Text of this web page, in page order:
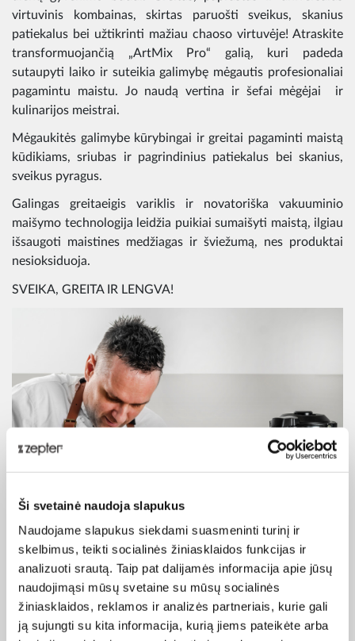
Ši svetainė naudoja slapukus
Naudojame slapukus siekdami suasmeninti turinį ir
skelbimus, teikti socialinės žiniasklaidos funkcijas ir
analizuoti srautą. Taip pat dalijamės informacija apie jūsų
naudojimąsi mūsų svetaine su mūsų socialinės
žiniasklaidos, reklamos ir analizės partneriais, kurie gali
ją sujungti su kita informacija, kurią jiems pateikėte arba
virtuvinis kombainas, skirtas paruošti sveikus, skanius
patiekalus bei užtikrinti mažiau chaoso virtuvėje! Atraskite
transformuojančią „ArtMix Pro“ galią, kuri padeda
sutaupyti laiko ir suteikia galimybę mėgautis profesionaliai
pagamintu maistu. Jo naudą vertina ir šefai mėgėjai ir
kulinarijos meistrai.
Mėgaukitės galimybe kūrybingai ir greitai pagaminti maistą
kūdikiams, sriubas ir pagrindinius patiekalus bei skanius,
sveikus pyragus.
Galingas greitaeigis variklis ir novatoriška vakuuminio
maišymo technologija leidžia puikiai sumaišyti maistą, ilgiau
išsaugoti maistines medžiagas ir šviežumą, nes produktai
nesioksiduoja.
SVEIKA, GREITA IR LENGVA!